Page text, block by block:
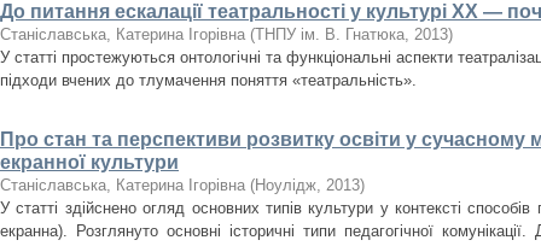
До питання ескалації театральності у культурі ХХ —
Станіславська, Катерина Ігорівна (ТНПУ ім. В. Гнатюка, 2013)
У статті простежуються онтологічні та функціональні аспекти
підходи вчених до тлумачення поняття «театральність».
Про стан та перспективи розвитку освіти у сучасному
екранної культури
Станіславська, Катерина Ігорівна (Ноулідж, 2013)
У статті здійснено огляд основних типів культури у контексті
екранна). Розглянуто основні історичні типи педагогічної